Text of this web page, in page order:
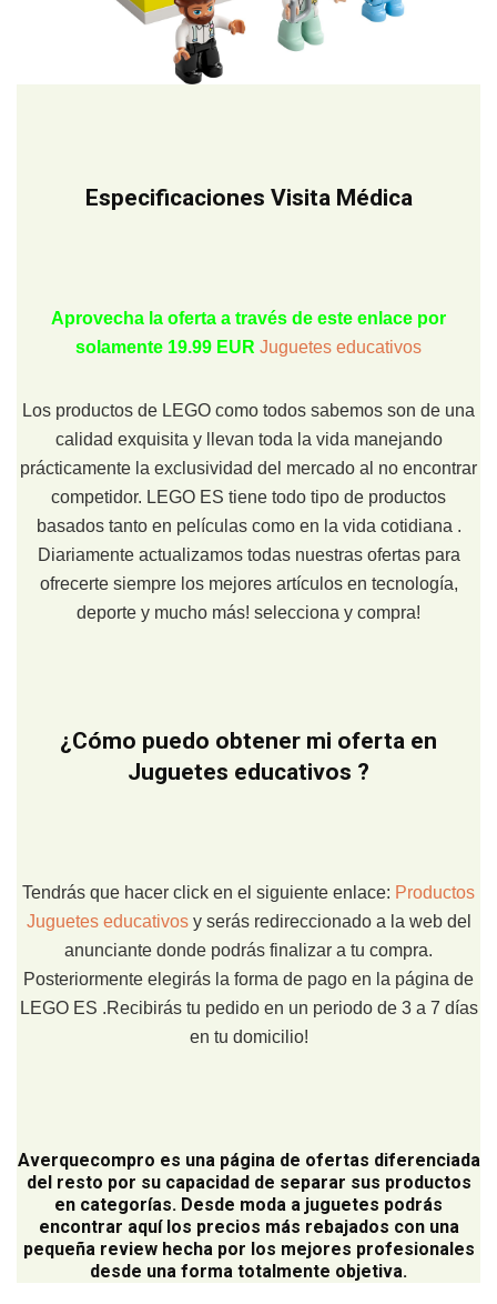
Especificaciones Visita Médica
Aprovecha la oferta a través de este enlace por
solamente 19.99 EUR Juguetes educativos
Los productos de LEGO como todos sabemos son de una
calidad exquisita y llevan toda la vida manejando
prácticamente la exclusividad del mercado al no encontrar
competidor. LEGO ES tiene todo tipo de productos
basados tanto en películas como en la vida cotidiana .
Diariamente actualizamos todas nuestras ofertas para
ofrecerte siempre los mejores artículos en tecnología,
deporte y mucho más! selecciona y compra!
¿Cómo puedo obtener mi oferta en
Juguetes educativos ?
Tendrás que hacer click en el siguiente enlace: Productos
Juguetes educativos y serás redireccionado a la web del
anunciante donde podrás finalizar a tu compra.
Posteriormente elegirás la forma de pago en la página de
LEGO ES .Recibirás tu pedido en un periodo de 3 a 7 días
en tu domicilio!
Averquecompro es una página de ofertas diferenciada
del resto por su capacidad de separar sus productos
en categorías. Desde moda a juguetes podrás
encontrar aquí los precios más rebajados con una
pequeña review hecha por los mejores profesionales
desde una forma totalmente objetiva.